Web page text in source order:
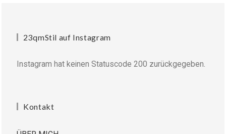
23qmStil auf Instagram
Instagram hat keinen Statuscode 200 zurückgegeben.
Kontakt